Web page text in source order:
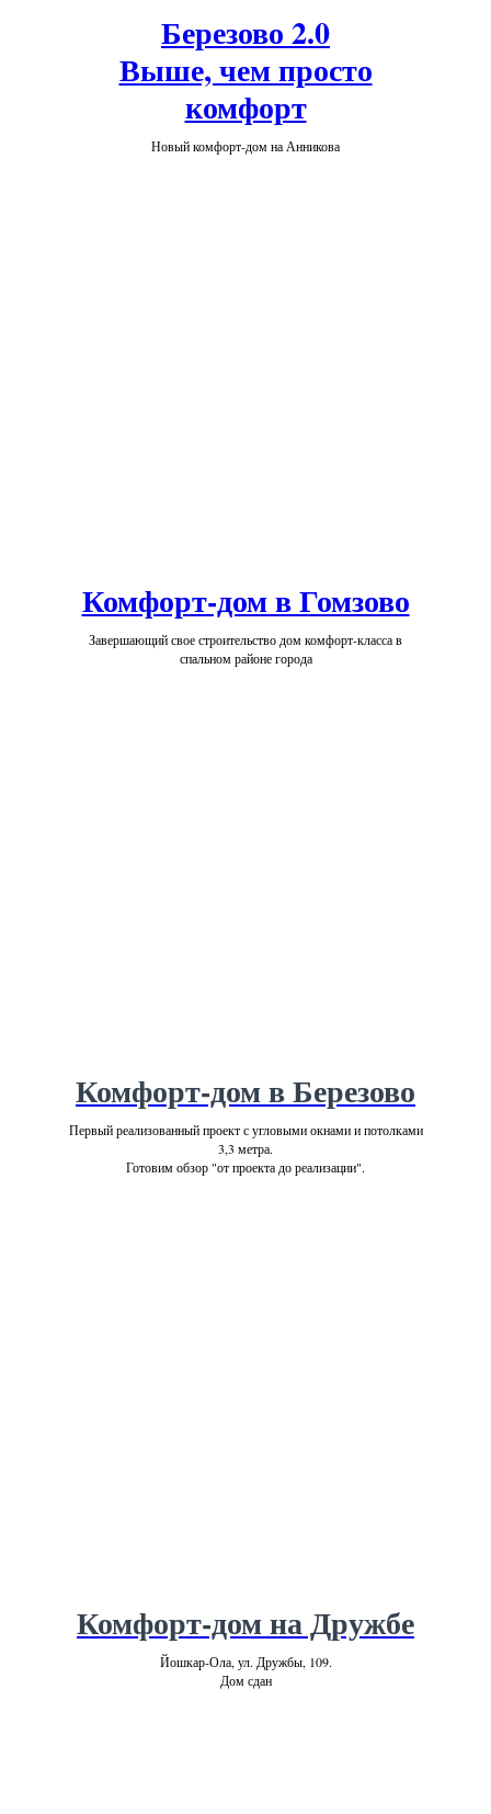
Березово 2.0
Выше, чем просто
комфорт
Новый комфорт-дом на Анникова
Комфорт-дом в Гомзово
Завершающий свое строительство дом комфорт-класса в
спальном районе города
Комфорт-дом в Березово
Первый реализованный проект с угловыми окнами и потолками
3,3 метра.
Готовим обзор "от проекта до реализации".
Комфорт-дом на Дружбе
Йошкар-Ола, ул. Дружбы, 109.
Дом сдан